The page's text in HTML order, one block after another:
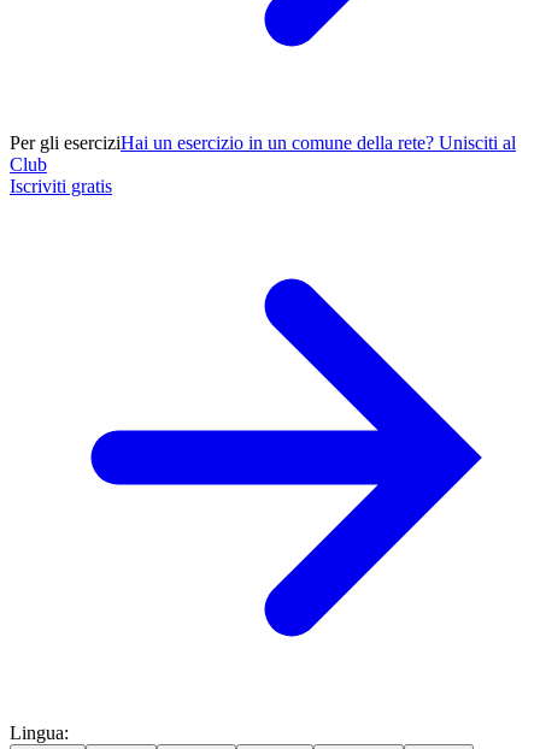
Per gli eserciziHai un esercizio in un comune della rete? Unisciti al
Club
Iscriviti gratis
Lingua: